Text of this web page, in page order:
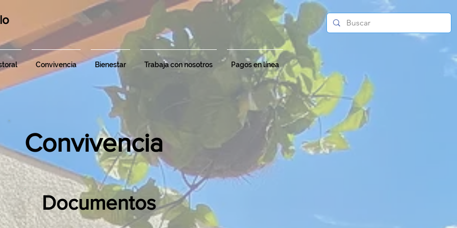
Convivencia Bienestar Trabaja con nosotros Pagos en línea
Convivencia
Documentos